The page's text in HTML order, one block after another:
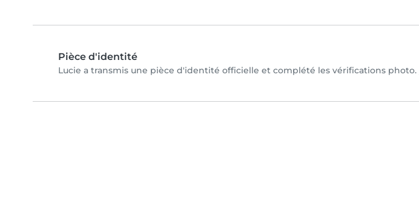
Pièce d'identité
Lucie a transmis une pièce d'identité officielle et complété les vérifications photo.